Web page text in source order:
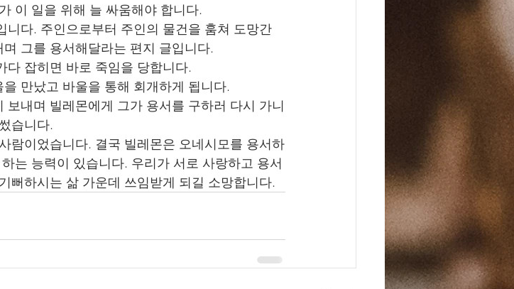
이 일을 위해 늘 싸움해야 합니다.
다. 주인으로부터 주인의 물건을 훔쳐 도망간
그를 용서해달라는 편지 글입니다.
다 잡히면 바로 죽임을 당합니다.
만났고 바울을 통해 회개하게 됩니다.
내며 빌레몬에게 그가 용서를 구하러 다시 가니
습니다.
람이었습니다. 결국 빌레몬은 오네시모를 용서하
는 능력이 있습니다. 우리가 서로 사랑하고 용서
뻐하시는 삶 가운데 쓰임받게 되길 소망합니다.